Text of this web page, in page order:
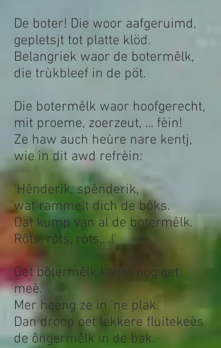
De boter! Die woor aafgeruimd,
gepletsjt tot platte klöd.
Belangriek waor de botermêlk,
die trùkbleef in de pöt.
Die botermêlk waor hoofgerecht,
mit proeme, zoerzeut, ... fèin!
Ze haw auch heùre nare kentj,
wie in dit awd refrèin:
'Hênderik, spênderik,
wat rammelt dich de bôks.
Dat kump van al de botermêlk.
Rôts, rôts, rôts,...!'
Oet bôtermêlk kaom nog get
meè.
Mer heeng ze in 'ne plak.
Dan droop oet lekkere fluitekeès
de ôngermêlk in de bak.